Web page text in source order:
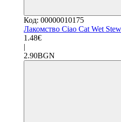
Код: 00000010175
Лакомство Ciao Cat Wet
1.48€
|
2.90BGN